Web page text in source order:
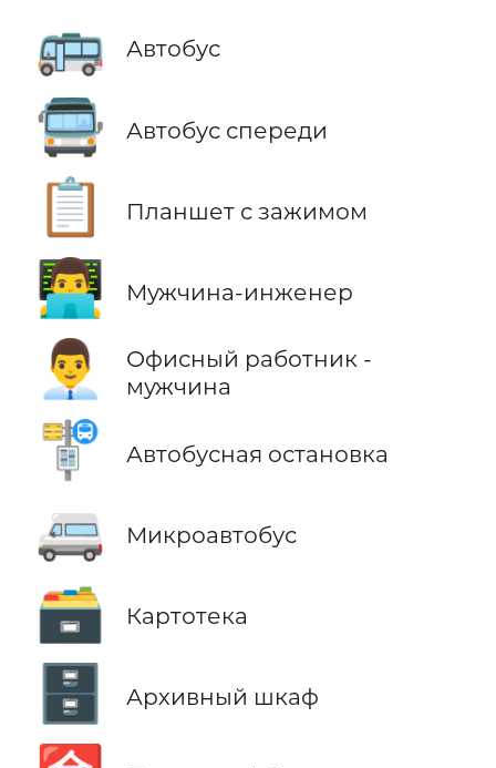
🚌 Автобус
🚍 Автобус спереди
📋 Планшет с зажимом
👨‍💻 Мужчина-инженер
👨‍💼
Офисный работник -
мужчина
🚏 Автобусная остановка
🚐 Микроавтобус
🗃️ Картотека
🗄️ Архивный шкаф